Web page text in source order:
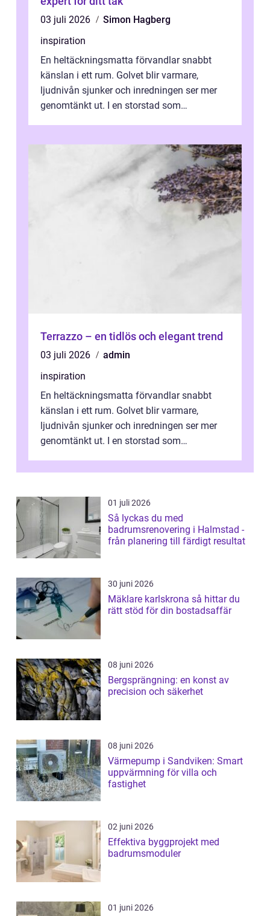
03 juli 2026
Simon Hagberg
inspiration
En heltäckningsmatta förvandlar snabbt
känslan i ett rum. Golvet blir varmare,
ljudnivån sjunker och inredningen ser mer
genomtänkt ut. I en storstad som
Terrazzo – en tidlös och elegant trend
03 juli 2026
admin
inspiration
En heltäckningsmatta förvandlar snabbt
känslan i ett rum. Golvet blir varmare,
ljudnivån sjunker och inredningen ser mer
genomtänkt ut. I en storstad som
granna...
01 juli 2026
Så lyckas du med
badrumsrenovering i Halmstad -
från planering till färdigt resultat
30 juni 2026
Mäklare karlskrona så hittar du
rätt stöd för din bostadsaffär
08 juni 2026
Bergsprängning: en konst av
precision och säkerhet
08 juni 2026
Värmepump i Sandviken: Smart
uppvärmning för villa och
fastighet
02 juni 2026
Effektiva byggprojekt med
badrumsmoduler
01 juni 2026